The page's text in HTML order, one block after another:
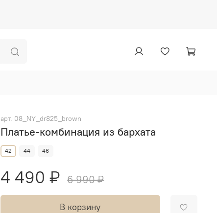
арт. 08_NY_dr825_brown
Платье-комбинация из бархата
42 44 46
4 490 ₽ 6 990 ₽
В корзину